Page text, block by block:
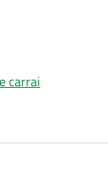
carrai